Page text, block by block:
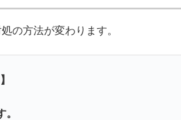
の方法が変わります。